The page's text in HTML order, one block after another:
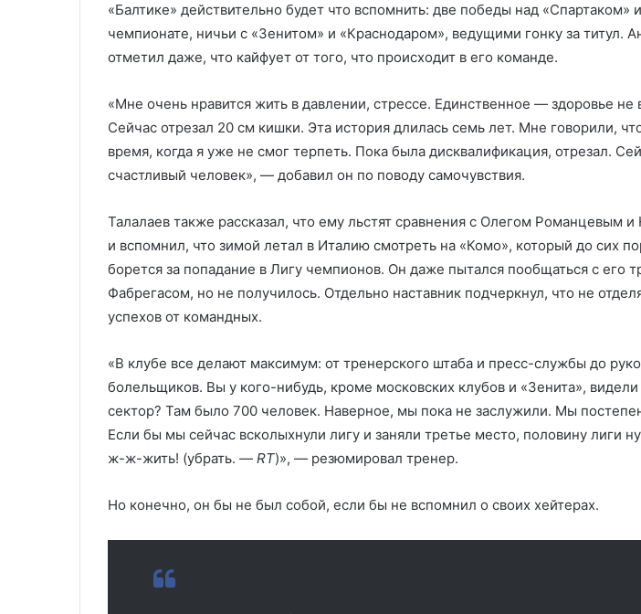
«Балтике» действительно будет что вспомнить: две победы над «Спартаком»
чемпионате, ничьи с «Зенитом» и «Краснодаром», ведущими гонку за титул.
отметил даже, что кайфует от того, что происходит в его команде.
«Мне очень нравится жить в давлении, стрессе. Единственное — здоровье не
Сейчас отрезал 20 см кишки. Эта история длилась семь лет. Мне говорили,
время, когда я уже не смог терпеть. Пока была дисквалификация, отрезал.
счастливый человек», — добавил он по поводу самочувствия.
Талалаев также рассказал, что ему льстят сравнения с Олегом
и вспомнил, что зимой летал в Италию смотреть на «Комо», который до сих
борется за попадание в Лигу чемпионов. Он даже пытался пообщаться с его
Фабрегасом, но не получилось. Отдельно наставник подчеркнул, что не
успехов от командных.
«В клубе все делают максимум: от тренерского штаба и пресс-службы до
болельщиков. Вы у кого-нибудь, кроме московских клубов и «Зенита»,
сектор? Там было 700 человек. Наверное, мы пока не заслужили. Мы
Если бы мы сейчас всколыхнули лигу и заняли третье место, половину лиги
ж-ж-жить! (убрать. — RT)», — резюмировал тренер.
Но конечно, он бы не был собой, если бы не вспомнил о своих хейтерах.